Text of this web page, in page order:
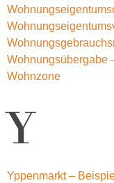
Wohnungsübergabe
Wohnzone
Y
Yppenmarkt –